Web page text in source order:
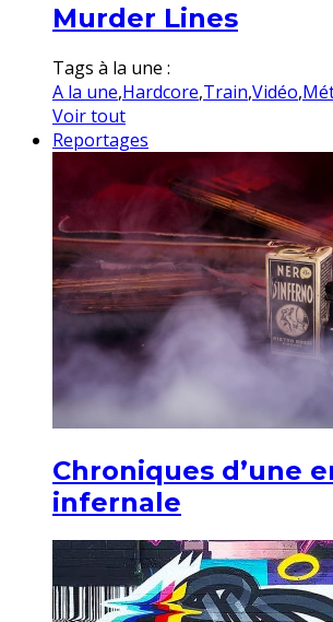
Murder Lines
Tags à la une :
A la une,Hardcore,Train,Vidéo,
Voir tout
Reportages
Chroniques d’une
infernale